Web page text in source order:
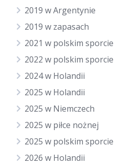
2019 w Argentynie
2019 w zapasach
2021 w polskim sporcie
2022 w polskim sporcie
2024 w Holandii
2025 w Holandii
2025 w Niemczech
2025 w piłce nożnej
2025 w polskim sporcie
2026 w Holandii